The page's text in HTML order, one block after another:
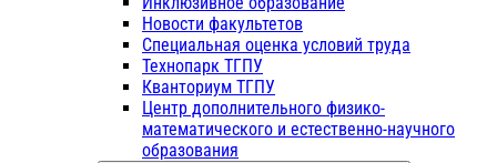
Новости факультетов
Специальная оценка условий труда
Технопарк ТГПУ
Кванториум ТГПУ
Центр дополнительного физико-
математического и естественно-научного
образования